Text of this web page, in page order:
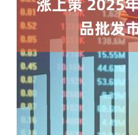
上证指数 3940.04